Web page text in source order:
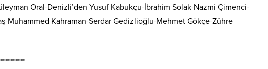
Oral-Denizli’den Yusuf Kabukçu-İbrahim Solak-Nazmi Çimenci-
Muhammed Kahraman-Serdar Gedizlioğlu-Mehmet Gökçe-Zühre